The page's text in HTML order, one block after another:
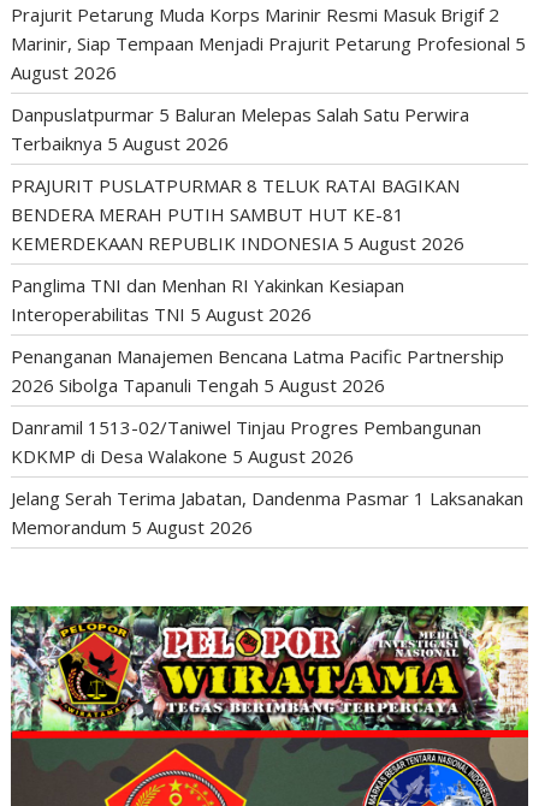
Prajurit Petarung Muda Korps Marinir Resmi Masuk Brigif 2
Marinir, Siap Tempaan Menjadi Prajurit Petarung Profesional 5
August 2026
Danpuslatpurmar 5 Baluran Melepas Salah Satu Perwira
Terbaiknya 5 August 2026
PRAJURIT PUSLATPURMAR 8 TELUK RATAI BAGIKAN
BENDERA MERAH PUTIH SAMBUT HUT KE-81
KEMERDEKAAN REPUBLIK INDONESIA 5 August 2026
Panglima TNI dan Menhan RI Yakinkan Kesiapan
Interoperabilitas TNI 5 August 2026
Penanganan Manajemen Bencana Latma Pacific Partnership
2026 Sibolga Tapanuli Tengah 5 August 2026
Danramil 1513-02/Taniwel Tinjau Progres Pembangunan
KDKMP di Desa Walakone 5 August 2026
Jelang Serah Terima Jabatan, Dandenma Pasmar 1 Laksanakan
Memorandum 5 August 2026